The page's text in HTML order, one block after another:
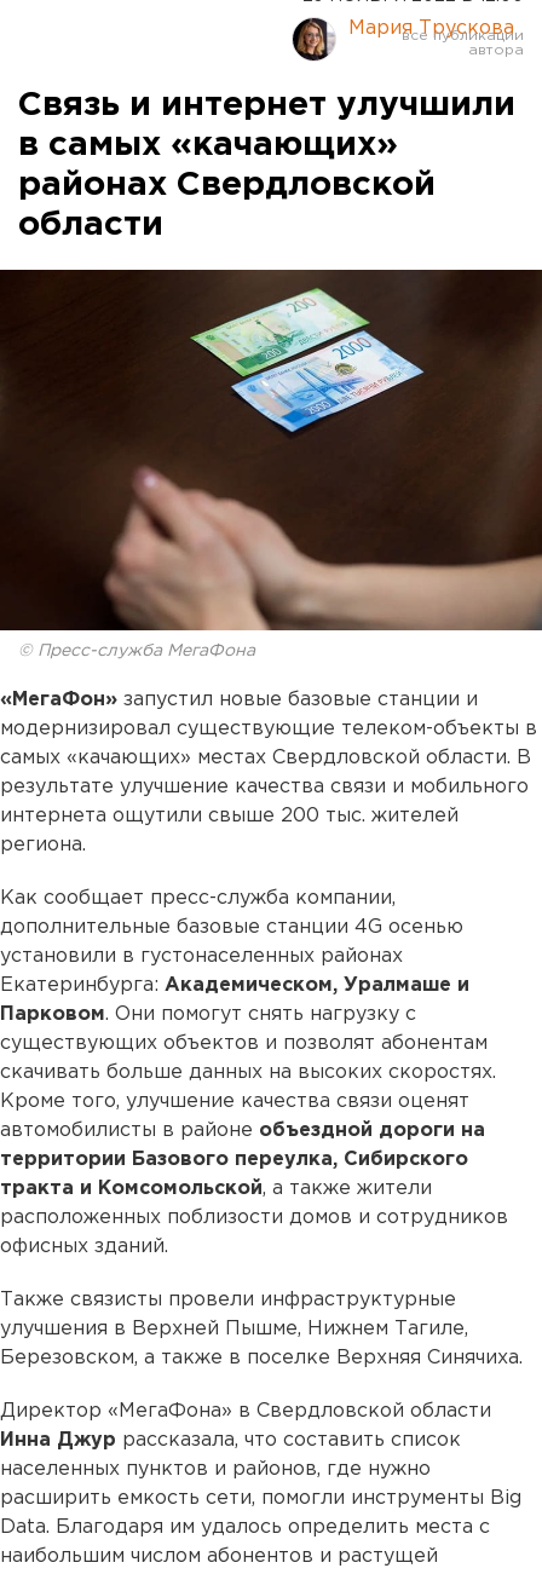
Мария Трускова
Связь и интернет улучшили
в самых «качающих»
районах Свердловской
области
© Пресс-служба МегаФона
«МегаФон» запустил новые базовые станции и
модернизировал существующие телеком-объекты в
самых «качающих» местах Свердловской области. В
результате улучшение качества связи и мобильного
интернета ощутили свыше 200 тыс. жителей
региона.
Как сообщает пресс-служба компании,
дополнительные базовые станции 4G осенью
установили в густонаселенных районах
Екатеринбурга: Академическом, Уралмаше и
Парковом. Они помогут снять нагрузку с
существующих объектов и позволят абонентам
скачивать больше данных на высоких скоростях.
Кроме того, улучшение качества связи оценят
автомобилисты в районе объездной дороги на
территории Базового переулка, Сибирского
тракта и Комсомольской, а также жители
расположенных поблизости домов и сотрудников
офисных зданий.
Также связисты провели инфраструктурные
улучшения в Верхней Пышме, Нижнем Тагиле,
Березовском, а также в поселке Верхняя Синячиха.
Директор «МегаФона» в Свердловской области
Инна Джур рассказала, что составить список
населенных пунктов и районов, где нужно
расширить емкость сети, помогли инструменты Big
Data. Благодаря им удалось определить места с
наибольшим числом абонентов и растущей